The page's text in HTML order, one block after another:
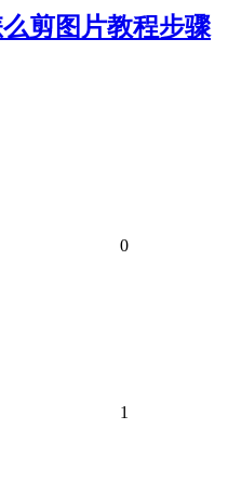
剪图片教程步骤
0
1